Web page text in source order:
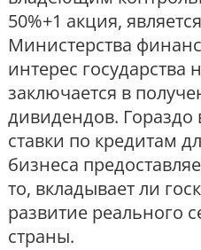
50%+1 акция,
Министерства
интерес государства
заключается в
дивидендов. Гораздо
ставки по кредитам
бизнеса
то, вкладывает ли
развитие реального
страны.